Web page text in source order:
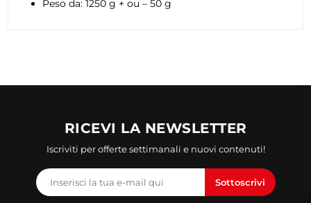
Peso da: 1250 g + ou – 50 g
RICEVI LA NEWSLETTER
Iscriviti per offerte settimanali e nuovi contenuti!
Sottoscrivi